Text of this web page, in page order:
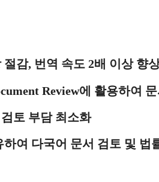
감, 번역 속도 2배 이상 향
Review에 활용하여
토 부담 최소화
여 다국어 문서 검토 및 법